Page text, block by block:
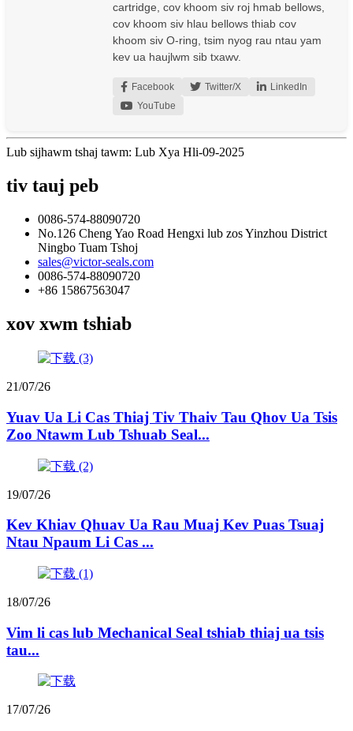
cartridge, cov khoom siv roj hmab bellows,
cov khoom siv hlau bellows thiab cov
khoom siv O-ring, tsim nyog rau ntau yam
kev ua haujlwm sib txawv.
Facebook Twitter/X
LinkedIn
YouTube
Lub sijhawm tshaj tawm: Lub Xya Hli-09-2025
tiv tauj peb
0086-574-88090720
No.126 Cheng Yao Road Hengxi lub zos Yinzhou District
Ningbo Tuam Tshoj
sales@victor-seals.com
0086-574-88090720
+86 15867563047
xov xwm tshiab
21/07/26
Yuav Ua Li Cas Thiaj Tiv Thaiv Tau Qhov Ua Tsis
Zoo Ntawm Lub Tshuab Seal...
19/07/26
Kev Khiav Qhuav Ua Rau Muaj Kev Puas Tsuaj
Ntau Npaum Li Cas ...
18/07/26
Vim li cas lub Mechanical Seal tshiab thiaj ua tsis
tau...
17/07/26